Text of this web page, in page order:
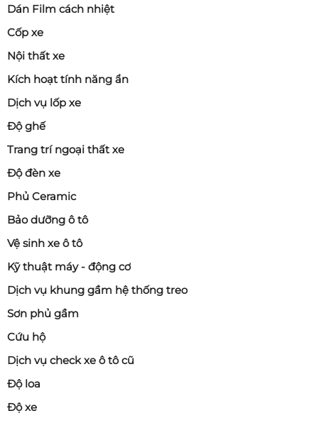
Dán Film cách nhiệt
Cốp xe
Nội thất xe
Kích hoạt tính năng ẩn
Dịch vụ lốp xe
Độ ghế
Trang trí ngoại thất xe
Độ đèn xe
Phủ Ceramic
Bảo dưỡng ô tô
Vệ sinh xe ô tô
Kỹ thuật máy - động cơ
Dịch vụ khung gầm hệ thống treo
Sơn phủ gầm
Cứu hộ
Dịch vụ check xe ô tô cũ
Độ loa
Độ xe